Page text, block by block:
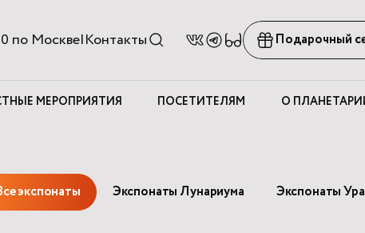
по Москве|Контакты
Версия
для
слабовидящих
Подарочный
МЕРОПРИЯТИЯ ПОСЕТИТЕЛЯМ О
экспонаты Экспонаты Лунариума Экспонаты